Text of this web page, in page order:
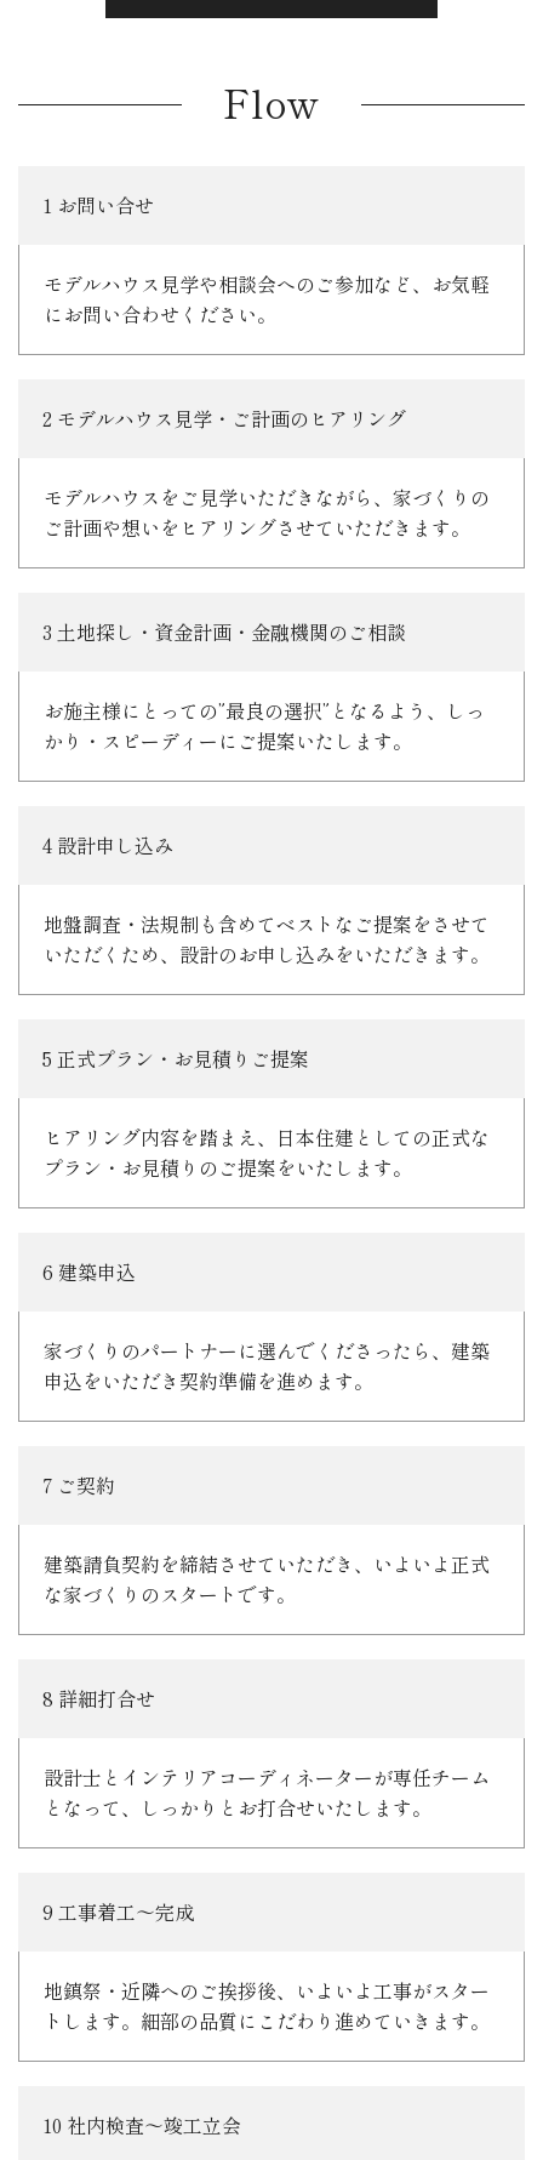
Flow
1 お問い合せ
モデルハウス見学や相談会へのご参加など、お気軽
にお問い合わせください。
2 モデルハウス見学・ご計画のヒアリング
モデルハウスをご見学いただきながら、家づくりの
ご計画や想いをヒアリングさせていただきます。
3 土地探し・資金計画・金融機関のご相談
お施主様にとっての”最良の選択”となるよう、しっ
かり・スピーディーにご提案いたします。
4 設計申し込み
地盤調査・法規制も含めてベストなご提案をさせて
いただくため、設計のお申し込みをいただきます。
5 正式プラン・お見積りご提案
ヒアリング内容を踏まえ、日本住建としての正式な
プラン・お見積りのご提案をいたします。
6 建築申込
家づくりのパートナーに選んでくださったら、建築
申込をいただき契約準備を進めます。
7 ご契約
建築請負契約を締結させていただき、いよいよ正式
な家づくりのスタートです。
8 詳細打合せ
設計士とインテリアコーディネーターが専任チーム
となって、しっかりとお打合せいたします。
9 工事着工～完成
地鎮祭・近隣へのご挨拶後、いよいよ工事がスター
トします。細部の品質にこだわり進めていきます。
10 社内検査～竣工立会